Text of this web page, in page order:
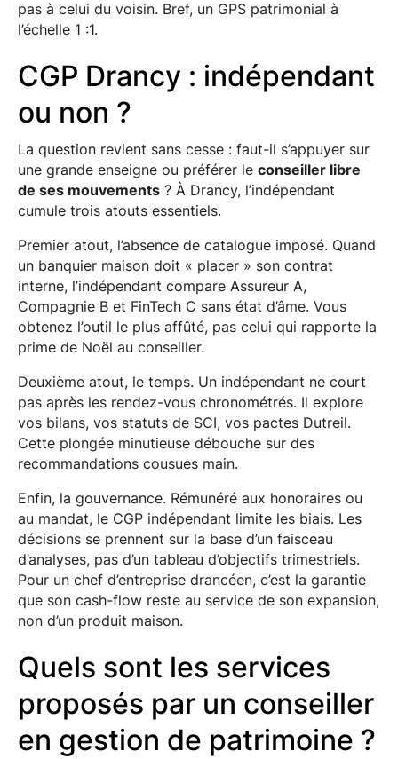
pas à celui du voisin. Bref, un GPS patrimonial à
l’échelle 1 :1.
CGP Drancy : indépendant
ou non ?
La question revient sans cesse : faut-il s’appuyer sur
une grande enseigne ou préférer le conseiller libre
de ses mouvements? À Drancy, l’indépendant
cumule trois atouts essentiels.
Premier atout, l’absence de catalogue imposé. Quand
un banquier maison doit « placer » son contrat
interne, l’indépendant compare Assureur A,
Compagnie B et FinTech C sans état d’âme. Vous
obtenez l’outil le plus affûté, pas celui qui rapporte la
prime de Noël au conseiller.
Deuxième atout, le temps. Un indépendant ne court
pas après les rendez-vous chronométrés. Il explore
vos bilans, vos statuts de SCI, vos pactes Dutreil.
Cette plongée minutieuse débouche sur des
recommandations cousues main.
Enfin, la gouvernance. Rémunéré aux honoraires ou
au mandat, le CGP indépendant limite les biais. Les
décisions se prennent sur la base d’un faisceau
d’analyses, pas d’un tableau d’objectifs trimestriels.
Pour un chef d’entreprise drancéen, c’est la garantie
que son cash-flow reste au service de son expansion,
non d’un produit maison.
Quels sont les services
proposés par un conseiller
en gestion de patrimoine ?